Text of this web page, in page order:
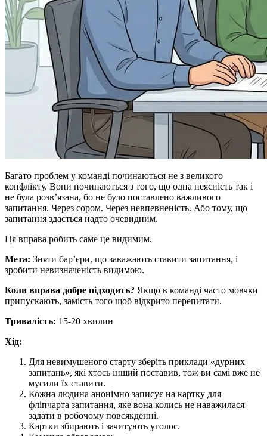
Багато проблем у команді починаються не з великого
конфлікту. Вони починаються з того, що одна неясність так і
не була розв’язана, бо не було поставлено важливого
запитання. Через сором. Через невпевненість. Або тому, що
запитання здається надто очевидним.
Ця вправа робить саме це видимим.
Мета: Зняти бар’єри, що заважають ставити запитання, і
зробити невизначеність видимою.
Коли вправа добре підходить? Якщо в команді часто мовчки
припускають, замість того щоб відкрито перепитати.
Тривалість: 15-20 хвилин
Хід:
Для невимушеного старту зберіть приклади «дурних
запитань», які хтось інший поставив, тож ви самі вже не
мусили їх ставити.
Кожна людина анонімно записує на картку для
фліпчарта запитання, яке вона колись не наважилася
задати в робочому повсякденні.
Картки збирають і зачитують уголос.